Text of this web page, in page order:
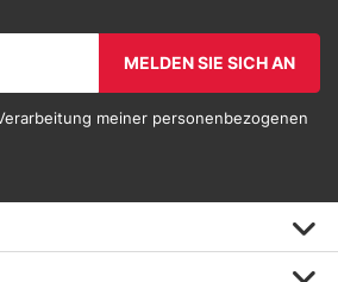
MELDEN SIE SICH AN
meiner personenbezogenen